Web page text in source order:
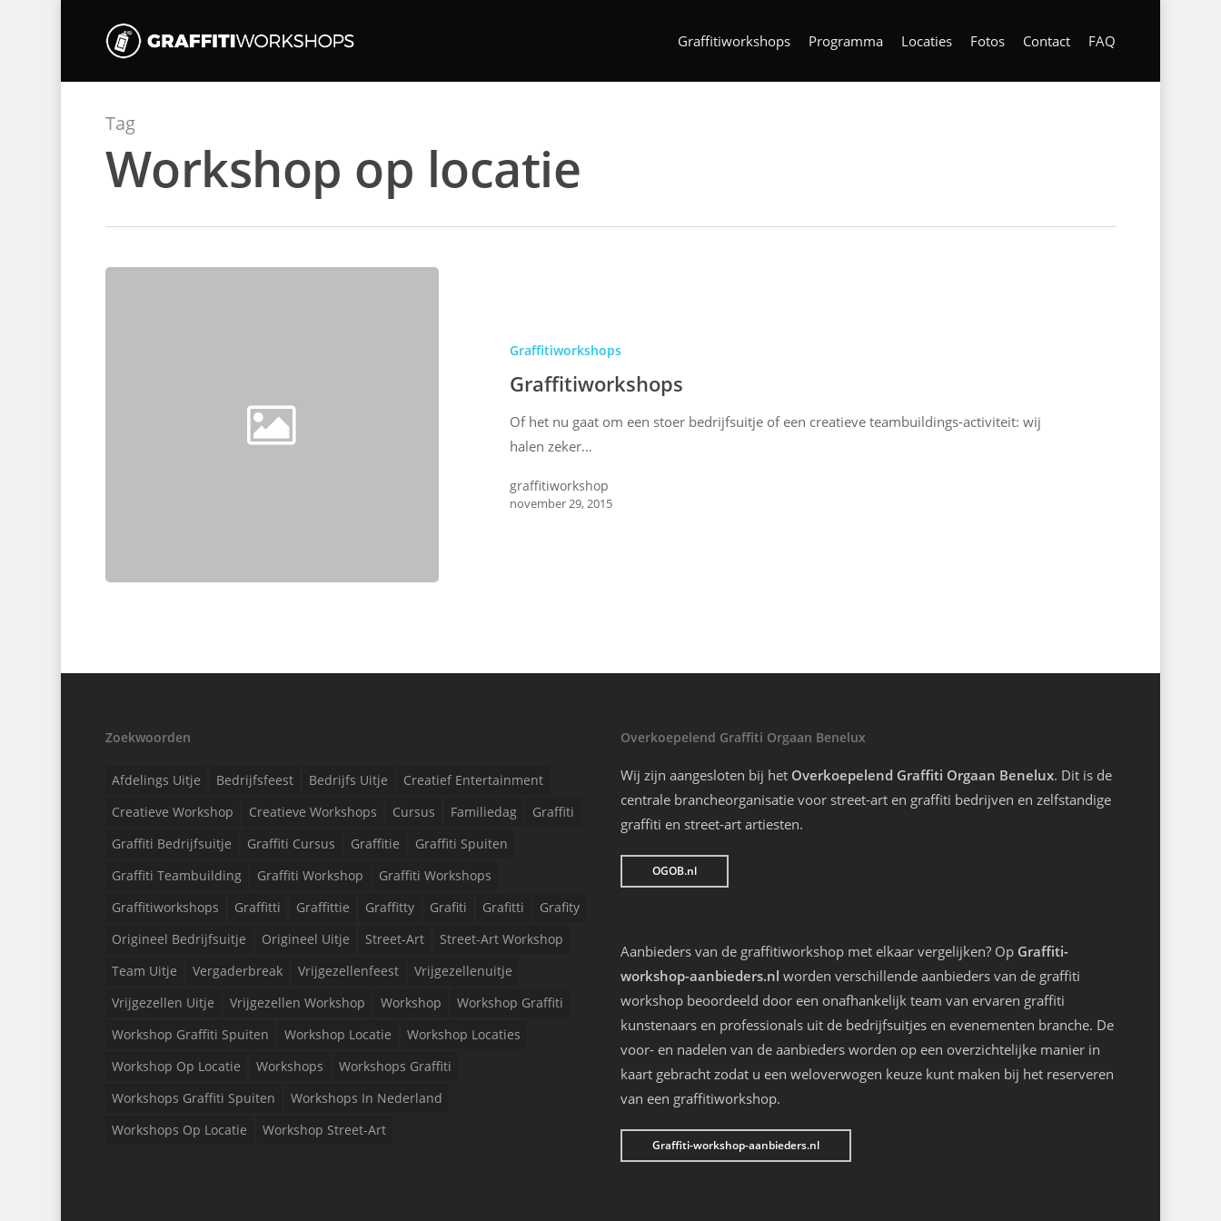
Graffitiworkshops Programma Locaties Fotos Contact FAQ
Tag
Workshop op locatie
Graffitiworkshops
Graffitiworkshops
Of het nu gaat om een stoer bedrijfsuitje of een creatieve teambuildings-activiteit: wij
halen zeker…
graffitiworkshop
november 29, 2015
Zoekwoorden
Afdelings Uitje Bedrijfsfeest Bedrijfs Uitje
Creatief Entertainment
Creatieve Workshop
Creatieve Workshops Cursus Familiedag
Graffiti
Graffiti Bedrijfsuitje
Graffiti Cursus Graffitie
Graffiti Spuiten
Graffiti Teambuilding
Graffiti Workshop
Graffiti Workshops
Graffitiworkshops
Graffitti Graffittie Graffitty Grafiti Grafitti
Grafity
Origineel Bedrijfsuitje
Origineel Uitje Street-Art
Street-Art Workshop
Team Uitje
Vergaderbreak Vrijgezellenfeest
Vrijgezellenuitje
Vrijgezellen Uitje
Vrijgezellen Workshop Workshop
Workshop Graffiti
Workshop Graffiti Spuiten
Workshop Locatie
Workshop Locaties
Workshop Op Locatie
Workshops
Workshops Graffiti
Workshops Graffiti Spuiten
Workshops In Nederland
Workshops Op Locatie
Workshop Street-Art
Overkoepelend Graffiti Orgaan Benelux
Wij zijn aangesloten bij het Overkoepelend Graffiti Orgaan Benelux. Dit is de
centrale brancheorganisatie voor street-art en graffiti bedrijven en zelfstandige
graffiti en street-art artiesten.
OGOB.nl
Aanbieders van de graffitiworkshop met elkaar vergelijken? Op Graffiti-
workshop-aanbieders.nl worden verschillende aanbieders van de graffiti
workshop beoordeeld door een onafhankelijk team van ervaren graffiti
kunstenaars en professionals uit de bedrijfsuitjes en evenementen branche. De
voor- en nadelen van de aanbieders worden op een overzichtelijke manier in
kaart gebracht zodat u een weloverwogen keuze kunt maken bij het reserveren
van een graffitiworkshop.
Graffiti-workshop-aanbieders.nl